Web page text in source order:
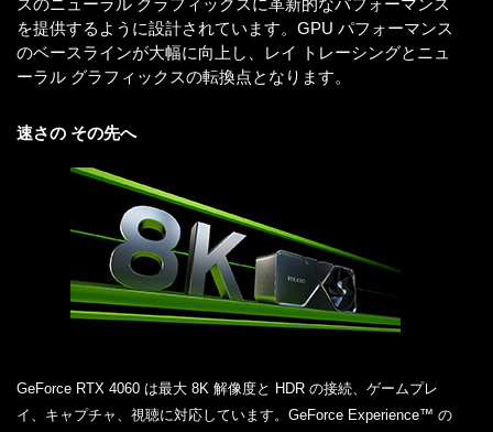
スのニューラル グラフィックスに革新的なパフォーマンス
を提供するように設計されています。GPU パフォーマンス
のベースラインが大幅に向上し、レイ トレーシングとニュ
ーラル グラフィックスの転換点となります。
速さの その先へ
GeForce RTX 4060 は最大 8K 解像度と HDR の接続、ゲームプレ
イ、キャプチャ、視聴に対応しています。GeForce Experience™ の